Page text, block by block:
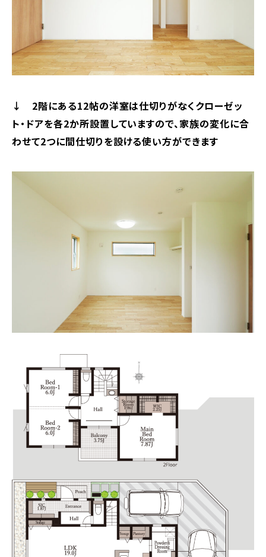
↓ 2階にある12帖の洋室は仕切りがなくクローゼッ
ト・ドアを各2か所設置していますので、家族の変化に合
わせて2つに間仕切りを設ける使い方ができます